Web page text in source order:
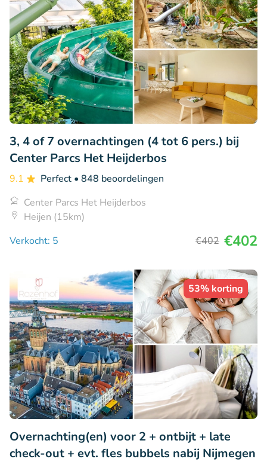
3, 4 of 7 overnachtingen (4 tot 6 pers.) bij
Center Parcs Het Heijderbos
9.1 Perfect • 848 beoordelingen
Center Parcs Het Heijderbos
Heijen (15km)
Verkocht: 5
€402 €402
53% korting
Overnachting(en) voor 2 + ontbijt + late
check-out + evt. fles bubbels nabij Nijmegen